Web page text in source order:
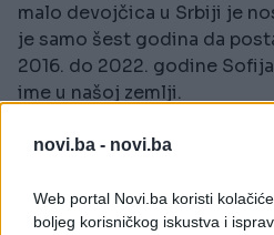
novi.ba - novi.ba
Web portal Novi.ba koristi
boljeg korisničkog iskustva i
malo devojčica u Srbiji je
je samo šest godina da
2016. do 2022. godine
ime u našoj zemlji.
Riječ je o jednom od
riječi Σοφία (Sophía), što
„veština“.